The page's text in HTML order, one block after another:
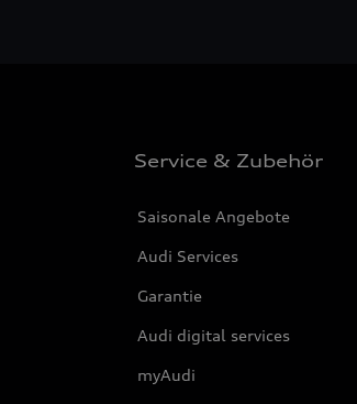
Service & Zubehör
Saisonale Angebote
Audi Services
Garantie
Audi digital services
myAudi